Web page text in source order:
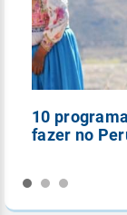
10
fazer no